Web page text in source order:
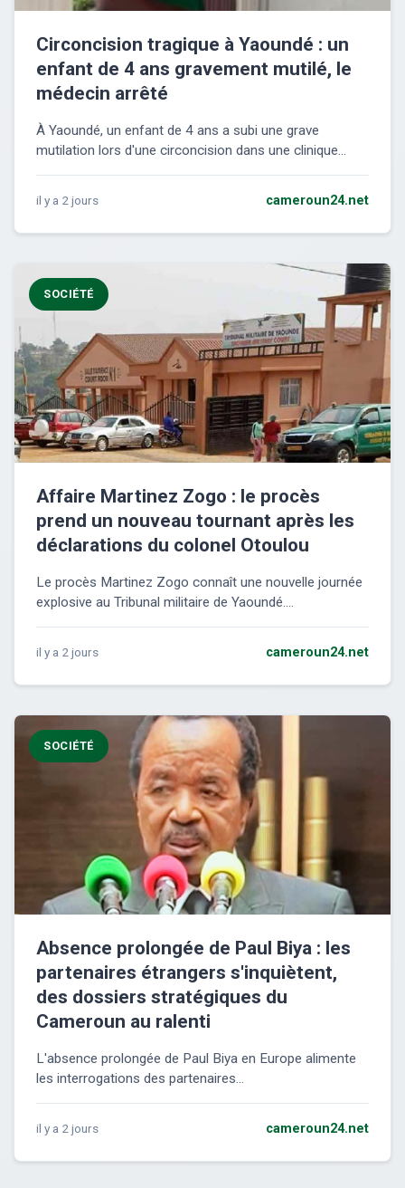
Circoncision tragique à Yaoundé : un
enfant de 4 ans gravement mutilé, le
médecin arrêté
À Yaoundé, un enfant de 4 ans a subi une grave
mutilation lors d'une circoncision dans une clinique...
il y a 2 jours cameroun24.net
SOCIÉTÉ
Affaire Martinez Zogo : le procès
prend un nouveau tournant après les
déclarations du colonel Otoulou
Le procès Martinez Zogo connaît une nouvelle journée
explosive au Tribunal militaire de Yaoundé....
il y a 2 jours cameroun24.net
SOCIÉTÉ
Absence prolongée de Paul Biya : les
partenaires étrangers s'inquiètent,
des dossiers stratégiques du
Cameroun au ralenti
L'absence prolongée de Paul Biya en Europe alimente
les interrogations des partenaires...
il y a 2 jours cameroun24.net